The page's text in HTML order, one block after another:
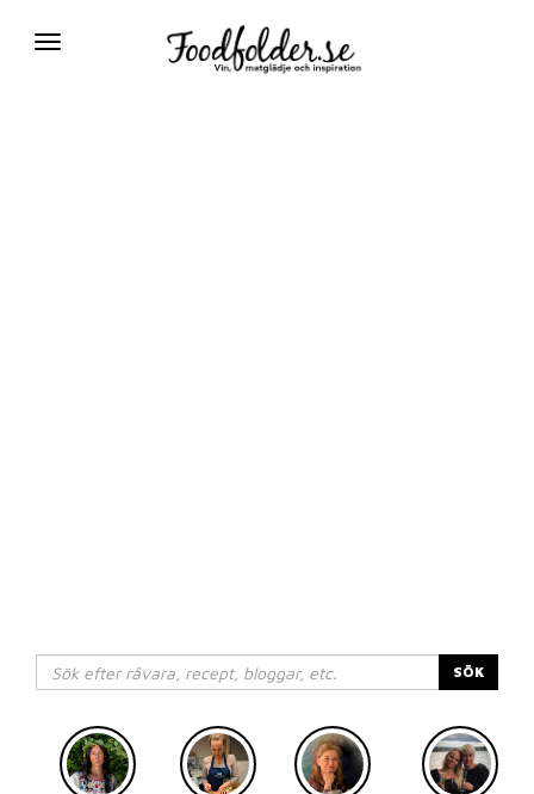
Växla
SÖK